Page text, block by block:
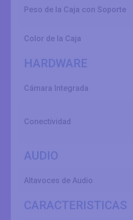
Peso de la Caja con Soporte
Color de la Caja
HARDWARE
Cámara Integrada
Conectividad
AUDIO
Altavoces de Audio
CARACTERISTICAS